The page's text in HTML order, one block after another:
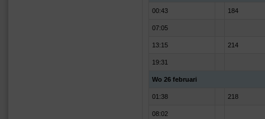
00:43 184
07:05
13:15 214
19:31
Wo 26 februari
01:38 218
08:02